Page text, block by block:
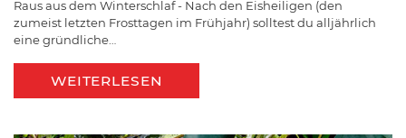
Raus aus dem Winterschlaf - Nach den Eisheiligen (den
zumeist letzten Frosttagen im Frühjahr) solltest du alljährlich
eine gründliche…
WEITERLESEN